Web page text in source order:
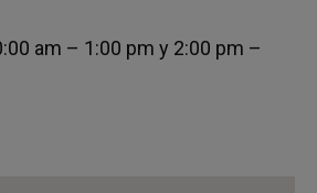
am – 1:00 pm y 2:00 pm –